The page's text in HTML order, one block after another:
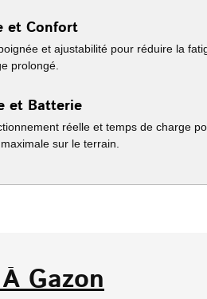
et Confort
et ajustabilité pour réduire la
prolongé.
et Batterie
réelle et temps de charge
sur le terrain.
Gazon